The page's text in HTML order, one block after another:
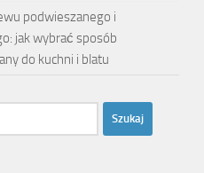
podwieszanego i
jak wybrać sposób
do kuchni i blatu